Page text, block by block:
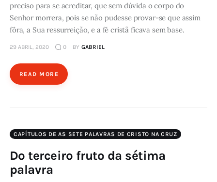
preciso para se acreditar, que sem dúvida o corpo do
Senhor morrera, pois se não pudesse provar-se que assim
fôra, a Sua ressurreição, e a fé cristã ficava sem base.
29 ABRIL, 2020 0 BY GABRIEL
READ MORE
CAPÍTULOS DE AS SETE PALAVRAS DE CRISTO NA CRUZ
Do terceiro fruto da sétima
palavra